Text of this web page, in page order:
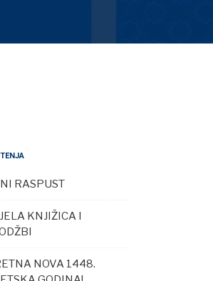
RASPUST
KNJIŽICA I
NOVA 1448.